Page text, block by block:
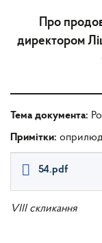
Про
директором
Тема документа:
Примітки:
54.pdf
VIII скликання